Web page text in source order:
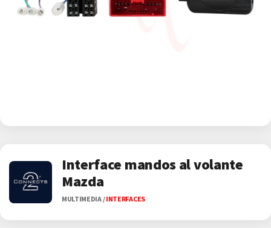
Interface mandos al volante
Mazda
MULTIMEDIA/INTERFACES